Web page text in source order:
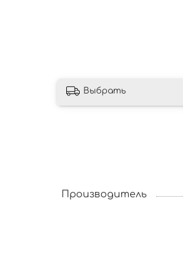
Выбрать
Производитель